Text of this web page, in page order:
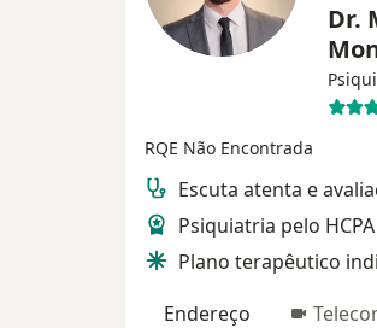
Dr.
RQE Não Encontrada
Escuta atenta e
Psiquiatria pelo HCPA
Plano terapêutico
Endereço